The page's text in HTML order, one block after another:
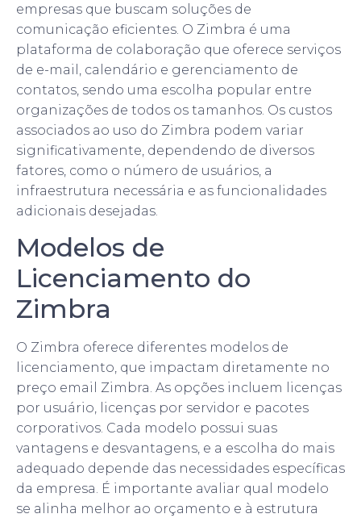
empresas que buscam soluções de
comunicação eficientes. O Zimbra é uma
plataforma de colaboração que oferece serviços
de e-mail, calendário e gerenciamento de
contatos, sendo uma escolha popular entre
organizações de todos os tamanhos. Os custos
associados ao uso do Zimbra podem variar
significativamente, dependendo de diversos
fatores, como o número de usuários, a
infraestrutura necessária e as funcionalidades
adicionais desejadas.
Modelos de
Licenciamento do
Zimbra
O Zimbra oferece diferentes modelos de
licenciamento, que impactam diretamente no
preço email Zimbra. As opções incluem licenças
por usuário, licenças por servidor e pacotes
corporativos. Cada modelo possui suas
vantagens e desvantagens, e a escolha do mais
adequado depende das necessidades específicas
da empresa. É importante avaliar qual modelo
se alinha melhor ao orçamento e à estrutura